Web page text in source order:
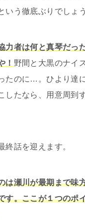
いう徹底ぶりでしょう
力者は何と真琴だっ
！ 野間と大黒のナイ
たのに…。ひより達
したなら、用意周到
終話を迎えます。
は瀬川が最期まで味
す。ここが１つのポ